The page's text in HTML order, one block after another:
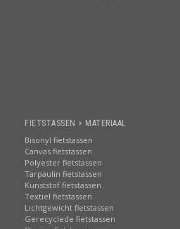
FIETSTASSEN > MATERIAAL
Bisonyl fietstassen
Canvas fietstassen
Polyester fietstassen
Tarpaulin fietstassen
Kunststof fietstassen
Textiel fietstassen
Lichtgewicht fietstassen
Gerecyclede fietstassen